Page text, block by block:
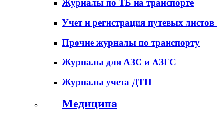
Журналы по ТБ на транспорте
Учет и регистрация путевых листов
Прочие журналы по транспорту
Журналы для АЗС и АЗГС
Журналы учета ДТП
Медицина